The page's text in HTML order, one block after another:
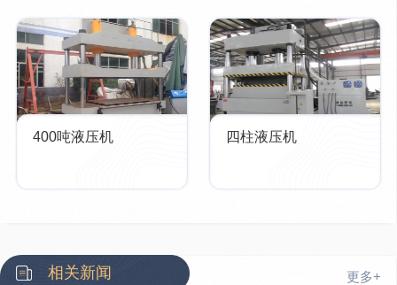
400吨液压机 四柱液压机
相关新闻 更多+